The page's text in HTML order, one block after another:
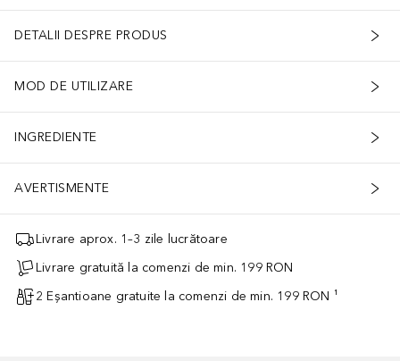
DETALII DESPRE PRODUS
MOD DE UTILIZARE
INGREDIENTE
AVERTISMENTE
Livrare aprox. 1–3 zile lucrătoare
Livrare gratuită la comenzi de min. 199 RON
2 Eșantioane gratuite la comenzi de min. 199 RON ¹